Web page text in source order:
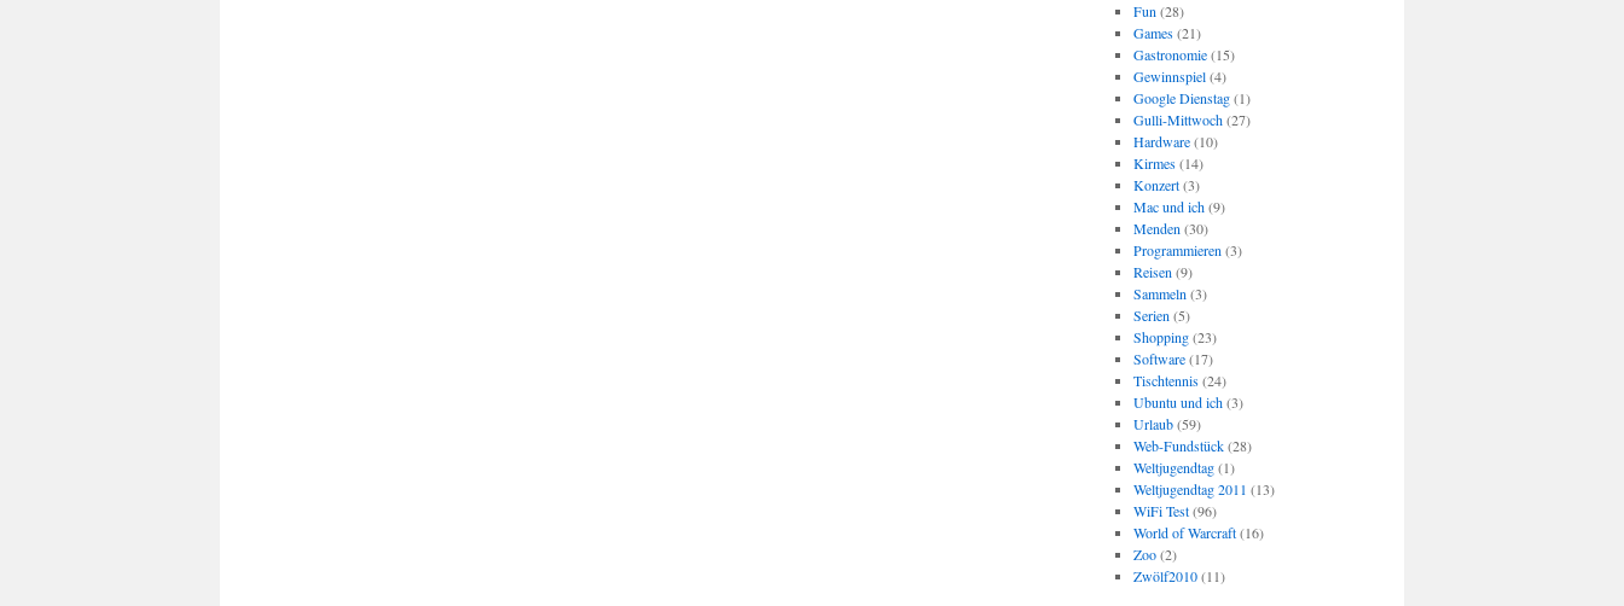
Fun (28)
Games(21)
Gastronomie(15)
Gewinnspiel(4)
Google Dienstag(1)
Gulli-Mittwoch(27)
Hardware(10)
Kirmes(14)
Konzert(3)
Mac und ich(9)
Menden (30)
Programmieren (3)
Reisen (9)
Sammeln (3)
Serien (5)
Shopping(23)
Software(17)
Tischtennis(24)
Ubuntu und ich(3)
Urlaub(59)
Web-Fundstück(28)
Weltjugendtag(1)
Weltjugendtag 2011 (13)
WiFi Test(96)
World of Warcraft(16)
Zoo(2)
Zwölf2010(11)